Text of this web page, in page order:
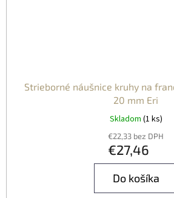
Strieborné náušnice kruhy na
20 mm Eri
Skladom (1 ks)
€22,33 bez DPH
€27,46
Do košíka